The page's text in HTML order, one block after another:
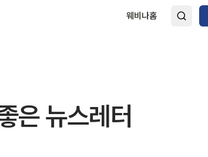
웨비나홈
은 뉴스레터